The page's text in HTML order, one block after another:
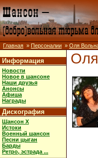
Главная » Персоналии » Оля
Информация
Новости
Новое в шансоне
Наши друзья
Анонсы
Афиша
Награды
Дискография
Шансон X
Истоки
Военный шансон
Песни цыган
Барды
Ретро, эстрада ...